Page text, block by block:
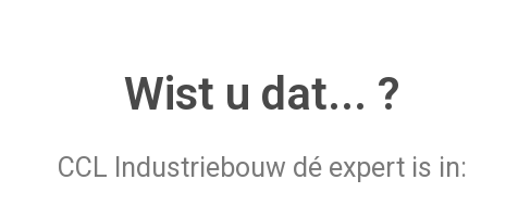
Wist u dat... ?
CCL Industriebouw dé expert is in: